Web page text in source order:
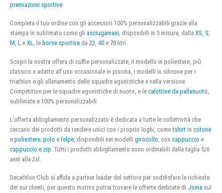
premiazioni sportive
Completa il tuo ordine con gli accessori 100% personalizzabili grazie alla
stampa in sublimato come gli asciugamani, disponibili in 5 misure, dalla XS, S,
M, L e XL, le borse sportive da 22, 40 e 70 litri.
Scopri la nostra offera di cuffie personalizzate, il modello in poliestere, più
classico e adatto all’uso occasionale in piscina, i modelli in silicone per i
triathlon e gli allenamento delle squadre agonistiche e nella versione
Competition per le squadre agonistiche di nuoto, e le calottine da pallanuoto
sublimate e 100% personalizzabili
L’offerta abbigliamento personalizzato è dedicata a tutte le collettività che
cercano dei prodotti da rendere unici con i proprio loghi, cometshirt in cotone
e poliestere polo e felpe , disponibili nei modelli girocollo , con cappuccio e
cappuccio e zip . Tutti i prodotti abbigliamento sono ordinabili dalla taglia 5/6
anni alla 2xl.
Decathlon Club si affida a partner leader del settore per soddisfare le richieste
dei sui clienti, per questo motivo potrai trovare le offerte dedicate di Joma sul